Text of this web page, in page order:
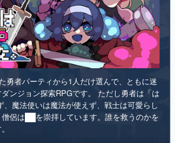
勇者パーティから1人だけ選んで、ともに迷
ンジョン探索RPGです。 ただし勇者は「は
、魔法使いは魔法が使えず、戦士は可愛らし
4四半期